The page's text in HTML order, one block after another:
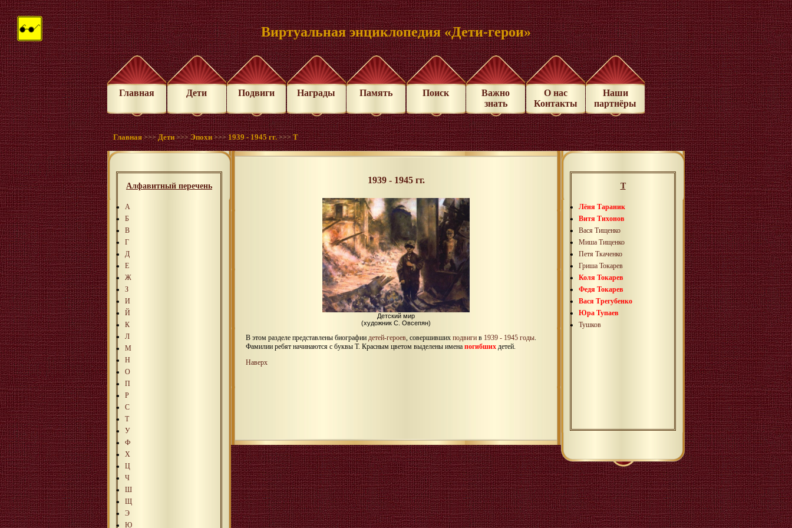
Виртуальная энциклопедия «Дети-герои»
Главная Дети Подвиги Награды Память Поиск
Важно
знать
О нас
Контакты
Наши
партнёры
Главная >>>Дети >>>Эпохи >>>1939 - 1945 гг. >>>Т
Алфавитный перечень
А
Б
В
Г
Д
Е
Ж
З
И
Й
К
Л
М
Н
О
П
Р
С
Т
У
Ф
Х
Ц
Ч
Ш
Щ
Э
Ю
Т
Лёня Тараник
Витя Тихонов
Вася Тищенко
Миша Тищенко
Петя Ткаченко
Гриша Токарев
Коля Токарев
Федя Токарев
Вася Трегубенко
Юра Тупаев
Тушков
1939 - 1945 гг.
Детский мир
(художник С. Овсепян)
В этом разделе представлены биографии детей-героев , совершивших подвиги в 1939 - 1945 годы
Фамилии ребят начинаются с буквы Т. Красным цветом выделены имена погибших детей.
Наверх